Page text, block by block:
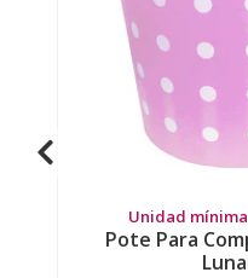
Unidad
Pote Para